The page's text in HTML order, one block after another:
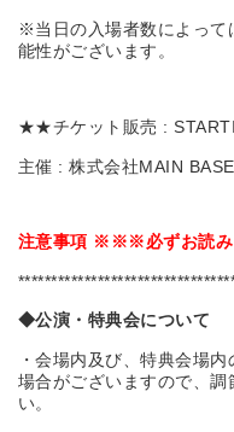
※当日の入場者数によって
能性がございます。
★★チケット販売 :
主催 : 株式会社MAIN
注意事項 ※※※必ずお読
◆公演・特典会について
・会場内及び、特典会場
場合がございますので、調
い。